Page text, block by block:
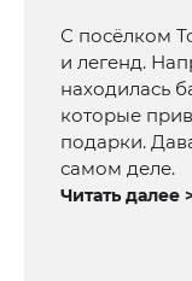
С посёлком
и легенд.
находилась
которые
подарки.
самом деле.
Читать далее